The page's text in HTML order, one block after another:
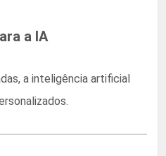
a IA
a inteligência artificial